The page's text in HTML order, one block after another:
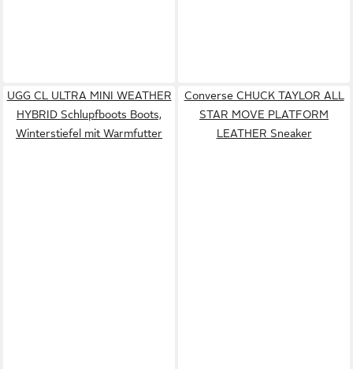
UGG CL ULTRA MINI WEATHER
HYBRID Schlupfboots Boots,
Winterstiefel mit Warmfutter
Converse CHUCK TAYLOR ALL
STAR MOVE PLATFORM
LEATHER Sneaker